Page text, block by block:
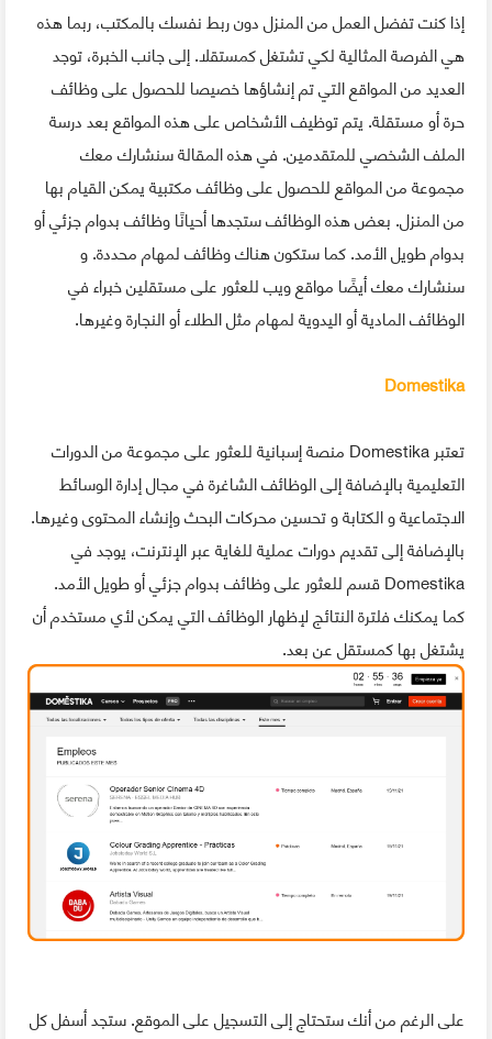
إذا كنت تفضل العمل من المنزل دون ربط نفسك بالمكتب، ربما هذه
هي الفرصة المثالية لكي تشتغل كمستقلا. إلى جانب الخبرة، توجد
العديد من المواقع التي تم إنشاؤها خصيصا للحصول على وظائف
حرة أو مستقلة. يتم توظيف الأشخاص على هذه المواقع بعد درسة
الملف الشخصي للمتقدمين. في هذه المقالة سنشارك معك
مجموعة من المواقع للحصول على وظائف مكتبية يمكن القيام بها
من المنزل. بعض هذه الوظائف ستجدها أحيانًا وظائف بدوام جزئي أو
بدوام طويل الأمد. كما ستكون هناك وظائف لمهام محددة. و
سنشارك معك أيضًا مواقع ويب للعثور على مستقلين خبراء في
الوظائف المادية أو اليدوية لمهام مثل الطلاء أو النجارة وغيرها.
Domestika
تعتبر Domestika منصة إسبانية للعثور على مجموعة من الدورات
التعليمية بالإضافة إلى الوظائف الشاغرة في مجال إدارة الوسائط
الاجتماعية و الكتابة و تحسين محركات البحث وإنشاء المحتوى وغيرها.
بالإضافة إلى تقديم دورات عملية للغاية عبر الإنترنت، يوجد في
Domestika قسم للعثور على وظائف بدوام جزئي أو طويل الأمد.
كما يمكنك فلترة النتائج لإظهار الوظائف التي يمكن لأي مستخدم أن
يشتغل بها كمستقل عن بعد.
على الرغم من أنك ستحتاج إلى التسجيل على الموقع. ستجد أسفل كل